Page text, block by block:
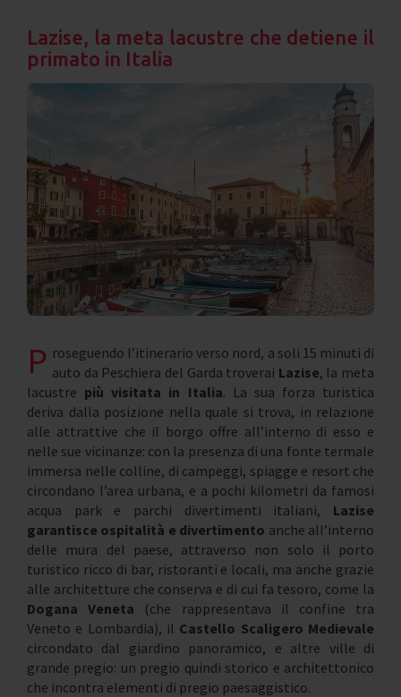
Lazise, la meta lacustre che detiene il
primato in Italia
P roseguendo l’itinerario verso nord, a soli 15 minuti di
auto da Peschiera del Garda troverai Lazise, la meta
lacustre più visitata in Italia. La sua forza turistica
deriva dalla posizione nella quale si trova, in relazione
alle attrattive che il borgo offre all’interno di esso e
nelle sue vicinanze: con la presenza di una fonte termale
immersa nelle colline, di campeggi, spiagge e resort che
circondano l’area urbana, e a pochi kilometri da famosi
acqua park e parchi divertimenti italiani, Lazise
garantisce ospitalità e divertimento anche all’interno
delle mura del paese, attraverso non solo il porto
turistico ricco di bar, ristoranti e locali, ma anche grazie
alle architetture che conserva e di cui fa tesoro, come la
Dogana Veneta (che rappresentava il confine tra
Veneto e Lombardia), il Castello Scaligero Medievale
circondato dal giardino panoramico, e altre ville di
grande pregio: un pregio quindi storico e architettonico
che incontra elementi di pregio paesaggistico.